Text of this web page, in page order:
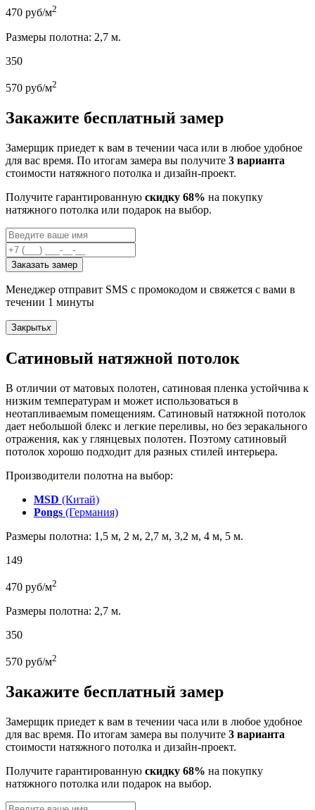
470 руб/м2
Размеры полотна: 2,7 м.
350
570 руб/м2
Закажите бесплатный замер
Замерщик приедет к вам в течении часа или в любое удобное
для вас время. По итогам замера вы получите 3 варианта
стоимости натяжного потолка и дизайн-проект.
Получите гарантированную скидку 68% на покупку
натяжного потолка или подарок на выбор.
Заказать замер
Менеджер отправит SMS с промокодом и свяжется с вами в
течении 1 минуты
Закрытьx
Сатиновый натяжной потолок
В отличии от матовых полотен, сатиновая пленка устойчива к
низким температурам и может использоваться в
неотапливаемым помещениям. Сатиновый натяжной потолок
дает небольшой блекс и легкие переливы, но без зеракального
отражения, как у глянцевых полотен. Поэтому сатиновый
потолок хорошо подходит для разных стилей интерьера.
Производители полотна на выбор:
MSD (Китай)
Pongs (Германия)
Размеры полотна: 1,5 м, 2 м, 2,7 м, 3,2 м, 4 м, 5 м.
149
470 руб/м2
Размеры полотна: 2,7 м.
350
570 руб/м2
Закажите бесплатный замер
Замерщик приедет к вам в течении часа или в любое удобное
для вас время. По итогам замера вы получите 3 варианта
стоимости натяжного потолка и дизайн-проект.
Получите гарантированную скидку 68% на покупку
натяжного потолка или подарок на выбор.